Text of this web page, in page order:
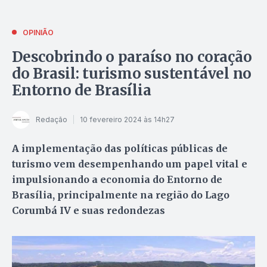
OPINIÃO
Descobrindo o paraíso no coração
do Brasil: turismo sustentável no
Entorno de Brasília
Redação 10 fevereiro 2024 às 14h27
A implementação das políticas públicas de
turismo vem desempenhando um papel vital e
impulsionando a economia do Entorno de
Brasília, principalmente na região do Lago
Corumbá IV e suas redondezas